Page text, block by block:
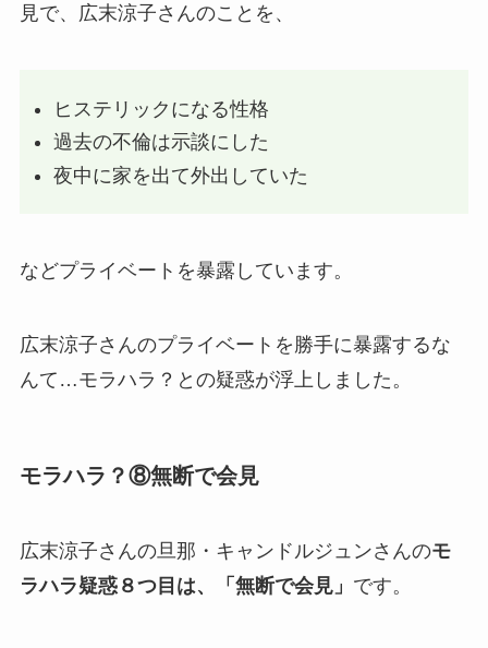
見で、広末涼子さんのことを、
ヒステリックになる性格
過去の不倫は示談にした
夜中に家を出て外出していた
などプライベートを暴露しています。
広末涼子さんのプライベートを勝手に暴露するな
んて…モラハラ？との疑惑が浮上しました。
モラハラ？⑧無断で会見
広末涼子さんの旦那・キャンドルジュンさんのモ
ラハラ疑惑８つ目は、「無断で会見」 です。